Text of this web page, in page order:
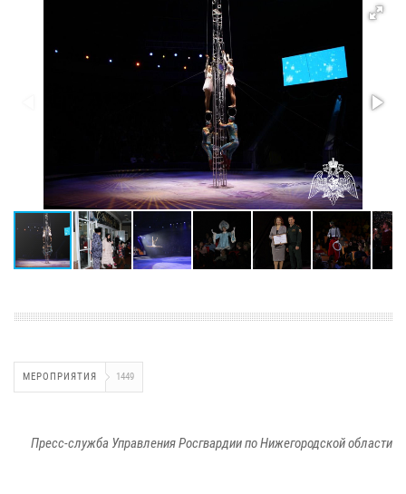
МЕРОПРИЯТИЯ 1449
Пресс-служба Управления Росгвардии по Нижегородской области